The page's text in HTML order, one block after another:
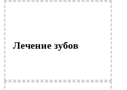
Лечение зубов